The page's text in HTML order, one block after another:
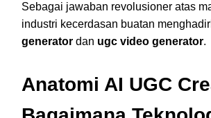
Sebagai jawaban revolusioner atas
industri kecerdasan buatan
generator dan ugc video generator.
Anatomi AI UGC